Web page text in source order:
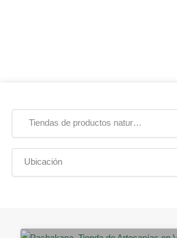
Tiendas de productos naturales
Ubicación